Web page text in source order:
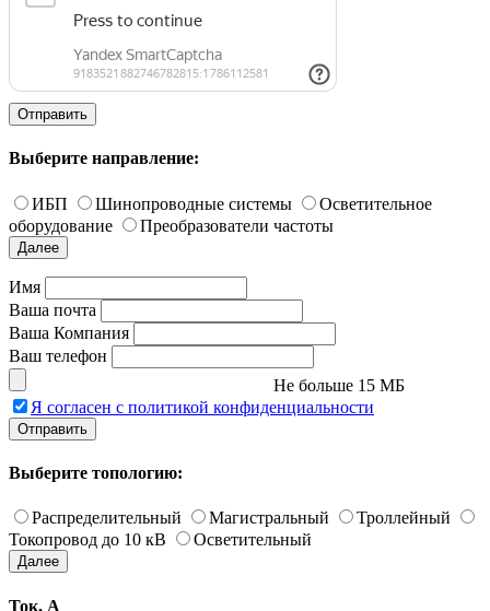
Отправить
Выберите направление:
ИБП Шинопроводные системы
Осветительное
оборудование
Преобразователи частоты
Далее
Имя
Ваша почта
Ваша Компания
Ваш телефон
Не больше 15 МБ
Я согласен с политикой конфиденциальности
Отправить
Выберите топологию:
Распределительный Магистральный
Троллейный
Токопровод до 10 кВ
Осветительный
Далее
Ток, А